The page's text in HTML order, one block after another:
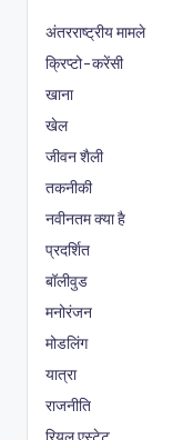
अंतरराष्ट्रीय मामले
क्रिप्टो-करेंसी
खाना
खेल
जीवन शैली
तकनीकी
नवीनतम क्या है
प्रदर्शित
बॉलीवुड
मनोरंजन
मोडलिंग
यात्रा
राजनीति